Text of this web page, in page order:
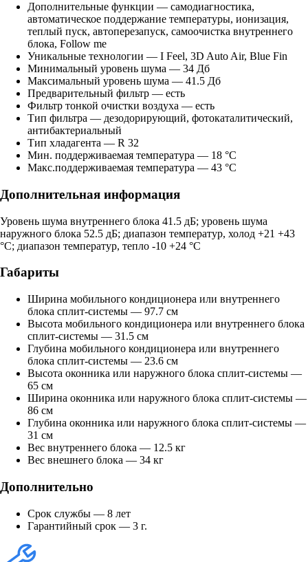
Дополнительные функции — самодиагностика,
автоматическое поддержание температуры, ионизация,
теплый пуск, автоперезапуск, самоочистка внутреннего
блока, Follow me
Уникальные технологии — I Feel, 3D Auto Air, Blue Fin
Минимальный уровень шума — 34 Дб
Максимальный уровень шума — 41.5 Дб
Предварительный фильтр — есть
Фильтр тонкой очистки воздуха — есть
Тип фильтра — дезодорирующий, фотокаталитический,
антибактериальный
Тип хладагента — R 32
Мин. поддерживаемая температура — 18 °C
Макс.поддерживаемая температура — 43 °C
Дополнительная информация
Уровень шума внутреннего блока 41.5 дБ; уровень шума
наружного блока 52.5 дБ; диапазон температур, холод +21 +43
°С; диапазон температур, тепло -10 +24 °С
Габариты
Ширина мобильного кондиционера или внутреннего
блока сплит-системы — 97.7 см
Высота мобильного кондиционера или внутреннего блока
сплит-системы — 31.5 см
Глубина мобильного кондиционера или внутреннего
блока сплит-системы — 23.6 см
Высота оконника или наружного блока сплит-системы —
65 см
Ширина оконника или наружного блока сплит-системы —
86 см
Глубина оконника или наружного блока сплит-системы —
31 см
Вес внутреннего блока — 12.5 кг
Вес внешнего блока — 34 кг
Дополнительно
Срок службы — 8 лет
Гарантийный срок — 3 г.